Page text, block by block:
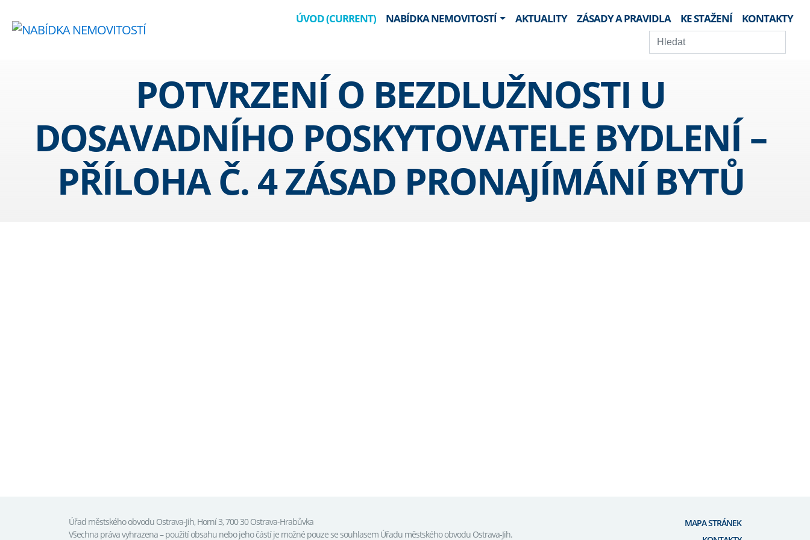
ÚVOD(CURRENT) NABÍDKA NEMOVITOSTÍ AKTUALITY ZÁSADY A PRAVIDLA KE STAŽENÍ KONTAKTY
POTVRZENÍ O BEZDLUŽNOSTI U
DOSAVADNÍHO POSKYTOVATELE BYDLENÍ –
PŘÍLOHA Č. 4 ZÁSAD PRONAJÍMÁNÍ BYTŮ
Úřad městského obvodu Ostrava-Jih, Horní 3, 700 30 Ostrava-Hrabůvka
Všechna práva vyhrazena – použití obsahu nebo jeho částí je možné pouze se souhlasem Úřadu městského obvodu Ostrava-Jih.
MAPA STRÁNEK